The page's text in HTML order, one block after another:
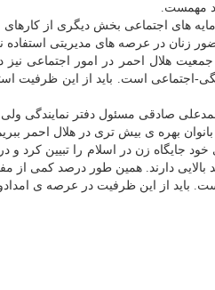
مهمست.
های اجتماعی بخش دیگری از کارهای
زنان در عرصه های مدیریتی استفاده
هلال احمر در امور اجتماعی
است. باید از این ظرفیت
صادقی مسئول دفتر نمایندگی ولی
بانوان بهره ی بیش تری در هلال احمر
زن در اسلام را تبیین کرد و در
بالایی دارند. همین طور درصد کمی از
باید از این ظرفیت در عرصه ی